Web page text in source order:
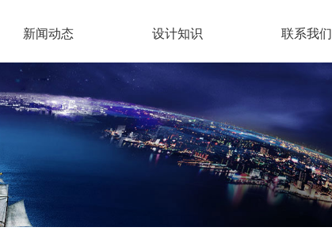
新闻动态 设计知识 联系我们